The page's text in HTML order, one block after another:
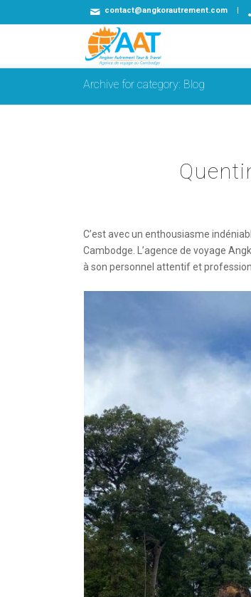
contact@angkorautrement.com |
Archive for category: Blog
C’est avec un enthousiasme
Cambodge. L’agence de voyage
à son personnel attentif et